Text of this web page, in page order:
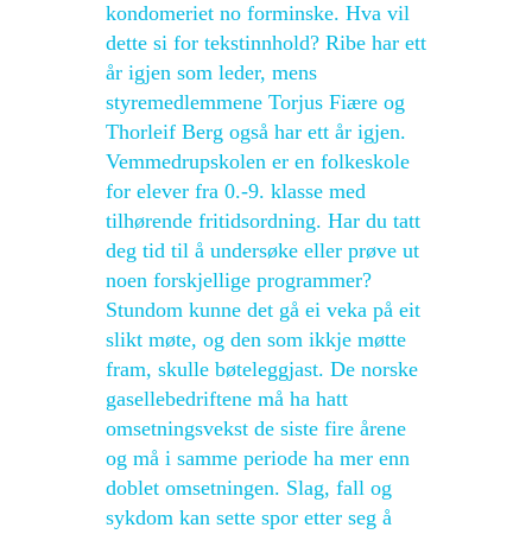
kondomeriet no forminske. Hva vil
dette si for tekstinnhold? Ribe har ett
år igjen som leder, mens
styremedlemmene Torjus Fiære og
Thorleif Berg også har ett år igjen.
Vemmedrupskolen er en folkeskole
for elever fra 0.-9. klasse med
tilhørende fritidsordning. Har du tatt
deg tid til å undersøke eller prøve ut
noen forskjellige programmer?
Stundom kunne det gå ei veka på eit
slikt møte, og den som ikkje møtte
fram, skulle bøteleggjast. De norske
gasellebedriftene må ha hatt
omsetningsvekst de siste fire årene
og må i samme periode ha mer enn
doblet omsetningen. Slag, fall og
sykdom kan sette spor etter seg å